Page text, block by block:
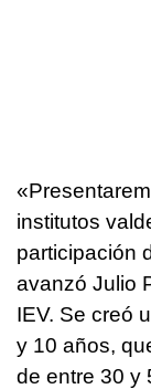
«
institutos
participación
avanzó Julio
IEV. Se creó
y 10 años,
de entre 30 y